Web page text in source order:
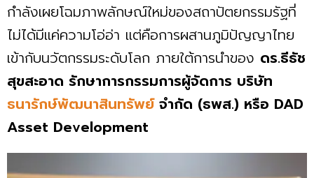
กำลังเผยโฉมภาพลักษณ์ใหม่ของสถาปัตยกรรมรัฐที่
ไม่ได้มีแค่ความโอ่อ่า แต่คือการผสานภูมิปัญญาไทย
เข้ากับนวัตกรรมระดับโลก ภายใต้การนำของ ดร.ธีธัช
สุขสะอาด รักษาการกรรมการผู้จัดการ บริษัท
ธนารักษ์พัฒนาสินทรัพย์ จำกัด (ธพส.) หรือ DAD
Asset Development